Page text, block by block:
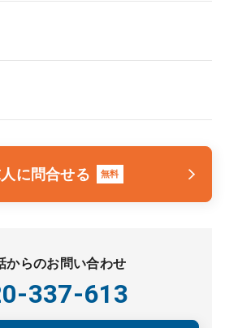
に問合せる 無料
からのお問い合わせ
337-613